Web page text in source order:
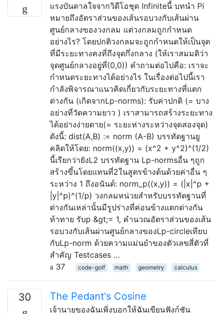
แรงบันดาลใจจากวิดีโอชุด Infiniteนี้ บทนำ Pi
หมายถึงอัตราส่วนของเส้นรอบวงกับเส้นผ่าน
ศูนย์กลางของวงกลม แต่วงกลมถูกกำหนด
อย่างไร? โดยปกติวงกลมจะถูกกำหนดให้เป็นจุด
ที่มีระยะทางคงที่ถึงจุดกึ่งกลาง (ให้เราสมมติว่า
จุดศูนย์กลางอยู่ที่(0,0)) คำถามต่อไปคือ: เราจะ
กำหนดระยะทางได้อย่างไร ในเรื่องต่อไปนี้เรา
กำลังพิจารณาแนวคิดเกี่ยวกับระยะทางที่แตก
ต่างกัน (เกิดจากLp-norms): รับค่าปกติ (= บาง
อย่างที่วัดความยาว ) เราสามารถสร้างระยะทาง
ได้อย่างง่ายดาย(= ระยะห่างระหว่างจุดสองจุด)
ดังนี้: dist(A,B) := norm (A-B) บรรทัดฐานยู
คลิดให้โดย: norm((x,y)) = (x^2 + y^2)^(1/2)
นี้เรียกว่ายังL2 บรรทัดฐาน Lp-normsอื่น ๆถูก
สร้างขึ้นโดยแทนที่2ในสูตรข้างต้นด้วยค่าอื่น ๆ
ระหว่าง 1 ถึงอนันต์: norm_p((x,y)) = (|x|^p +
|y|^p)^(1/p) วงกลมหน่วยสำหรับบรรทัดฐานที่
ต่างกันเหล่านั้นมีรูปร่างที่ค่อนข้างแตกต่างกัน
ท้าทาย รับp &gt;= 1, คำนวณอัตราส่วนของเส้น
รอบวงกับเส้นผ่านศูนย์กลางของLp-circleเทียบ
กับLp-norm ด้วยความแม่นยำของตัวเลขสี่ตัวที่
สำคัญ Testcases …
37
code-golf math geometry calculus
30 The Pedant's Cosine
เจ้านายของฉันเพิ่งบอกให้ฉันเขียนฟังก์ชัน